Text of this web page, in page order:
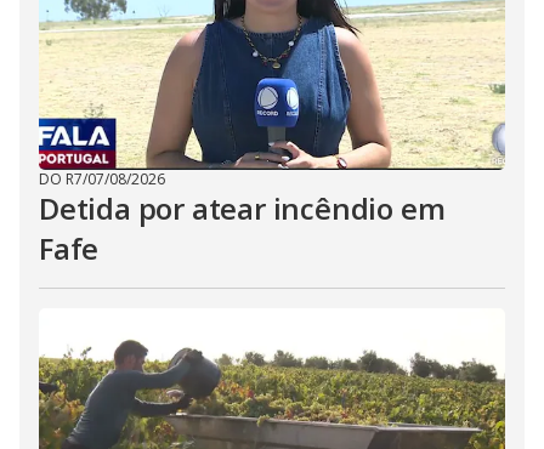
DO R7/07/08/2026
Detida por atear incêndio em
Fafe